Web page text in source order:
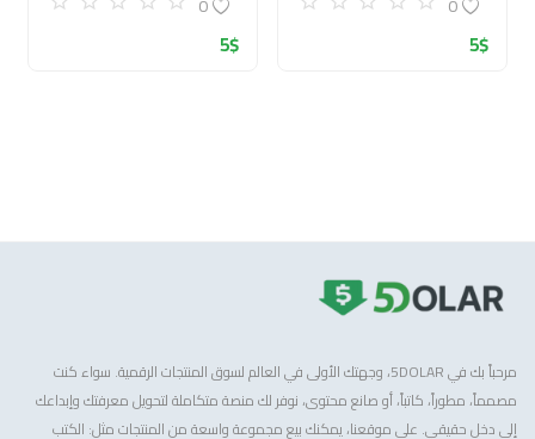
5$
5$
مرحباً بك في 5DOLAR، وجهتك الأولى في العالم لسوق المنتجات الرقمية. سواء كنت
مصمماً، مطوراً، كاتباً، أو صانع محتوى، نوفر لك منصة متكاملة لتحويل معرفتك وإبداعك
إلى دخل حقيقي. على موقعنا، يمكنك بيع مجموعة واسعة من المنتجات مثل: الكتب